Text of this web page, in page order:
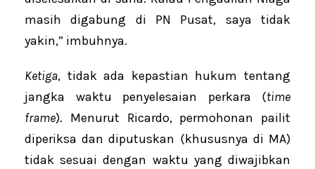
masih digabung di PN Pusat, saya tidak
yakin,” imbuhnya.
Ketiga, tidak ada kepastian hukum tentang
jangka waktu penyelesaian perkara (time
frame). Menurut Ricardo, permohonan pailit
diperiksa dan diputuskan (khususnya di MA)
tidak sesuai dengan waktu yang diwajibkan